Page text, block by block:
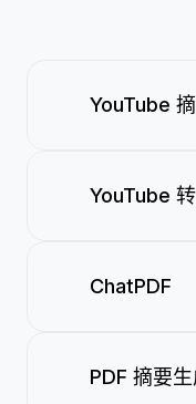
YouTube
YouTube
ChatPDF
PDF 摘要